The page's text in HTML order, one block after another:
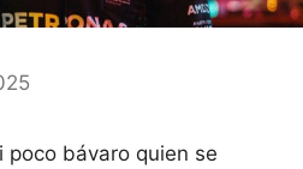
poco bávaro quien se